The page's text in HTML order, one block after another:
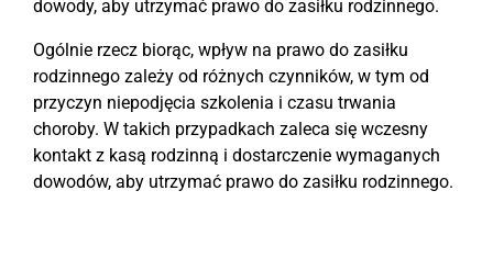
dowody, aby utrzymać prawo do zasiłku rodzinnego.
Ogólnie rzecz biorąc, wpływ na prawo do zasiłku
rodzinnego zależy od różnych czynników, w tym od
przyczyn niepodjęcia szkolenia i czasu trwania
choroby. W takich przypadkach zaleca się wczesny
kontakt z kasą rodzinną i dostarczenie wymaganych
dowodów, aby utrzymać prawo do zasiłku rodzinnego.